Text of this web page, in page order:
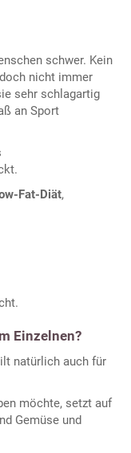
schwer. Kein
doch nicht immer
sehr schlagartig
an Sport
Fat-Diät,
Einzelnen?
natürlich auch für
möchte, setzt auf
Gemüse und